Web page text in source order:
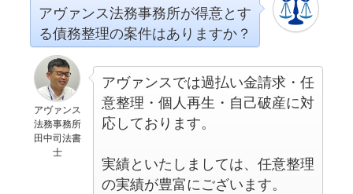
アヴァンス法務事務所が得意とす
る債務整理の案件はありますか？
アヴァンス
法務事務所
田中司法書
士
アヴァンスでは過払い金請求・任
意整理・個人再生・自己破産に対
応しております。
実績といたしましては、任意整理
の実績が豊富にございます。